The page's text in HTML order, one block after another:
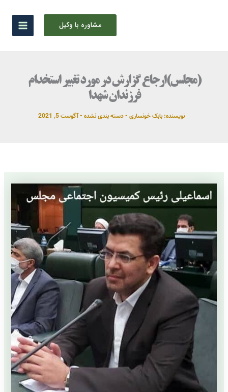
مشاوره با وکیل
(مجلس)ارجاع گزارش در مورد تغییر استخدام
فرزندان شهدا
نویسنده: بابک خونساری -دسته بندی نشده -آگوست 5, 2021